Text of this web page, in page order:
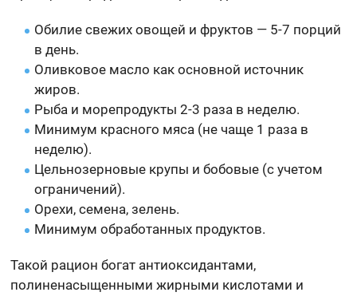
Обилие свежих овощей и фруктов — 5-7 порций
в день.
Оливковое масло как основной источник
жиров.
Рыба и морепродукты 2-3 раза в неделю.
Минимум красного мяса (не чаще 1 раза в
неделю).
Цельнозерновые крупы и бобовые (с учетом
ограничений).
Орехи, семена, зелень.
Минимум обработанных продуктов.
Такой рацион богат антиоксидантами,
полиненасыщенными жирными кислотами и